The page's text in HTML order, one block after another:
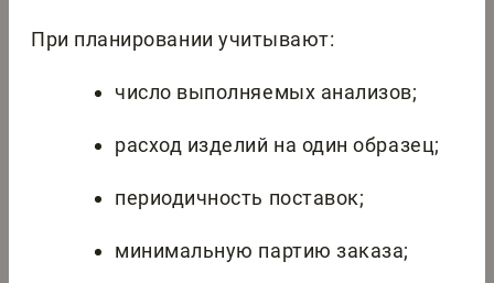
При планировании учитывают:
число выполняемых анализов;
расход изделий на один образец;
периодичность поставок;
минимальную партию заказа;